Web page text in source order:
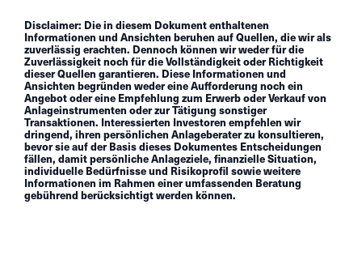
Disclaimer: Die in diesem Dokument enthaltenen
Informationen und Ansichten beruhen auf Quellen, die wir als
zuverlässig erachten. Dennoch können wir weder für die
Zuverlässigkeit noch für die Vollständigkeit oder Richtigkeit
dieser Quellen garantieren. Diese Informationen und
Ansichten begründen weder eine Aufforderung noch ein
Angebot oder eine Empfehlung zum Erwerb oder Verkauf von
Anlageinstrumenten oder zur Tätigung sonstiger
Transaktionen. Interessierten Investoren empfehlen wir
dringend, ihren persönlichen Anlageberater zu konsultieren,
bevor sie auf der Basis dieses Dokumentes Entscheidungen
fällen, damit persönliche Anlageziele, finanzielle Situation,
individuelle Bedürfnisse und Risikoprofil sowie weitere
Informationen im Rahmen einer umfassenden Beratung
gebührend berücksichtigt werden können.